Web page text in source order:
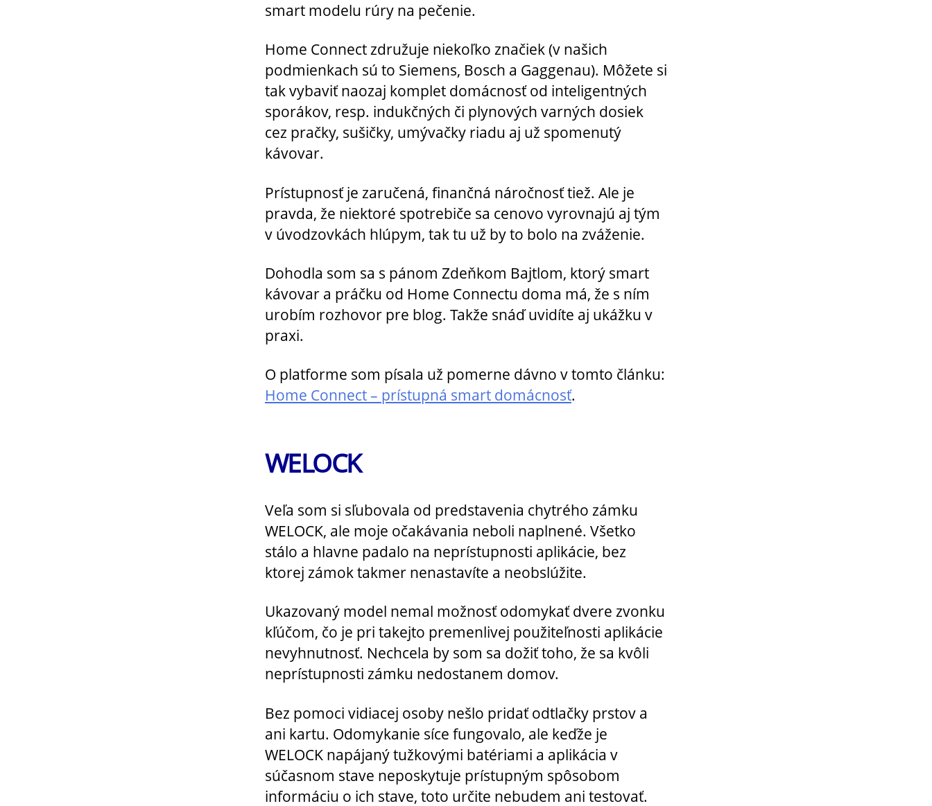
smart modelu rúry na pečenie.
Home Connect združuje niekoľko značiek (v našich
podmienkach sú to Siemens, Bosch a Gaggenau). Môžete si
tak vybaviť naozaj komplet domácnosť od inteligentných
sporákov, resp. indukčných či plynových varných dosiek
cez pračky, sušičky, umývačky riadu aj už spomenutý
kávovar.
Prístupnosť je zaručená, finančná náročnosť tiež. Ale je
pravda, že niektoré spotrebiče sa cenovo vyrovnajú aj tým
v úvodzovkách hlúpym, tak tu už by to bolo na zváženie.
Dohodla som sa s pánom Zdeňkom Bajtlom, ktorý smart
kávovar a práčku od Home Connectu doma má, že s ním
urobím rozhovor pre blog. Takže snáď uvidíte aj ukážku v
praxi.
O platforme som písala už pomerne dávno v tomto článku:
Home Connect – prístupná smart domácnosť.
WELOCK
Veľa som si sľubovala od predstavenia chytrého zámku
WELOCK, ale moje očakávania neboli naplnené. Všetko
stálo a hlavne padalo na neprístupnosti aplikácie, bez
ktorej zámok takmer nenastavíte a neobslúžite.
Ukazovaný model nemal možnosť odomykať dvere zvonku
kľúčom, čo je pri takejto premenlivej použiteľnosti aplikácie
nevyhnutnosť. Nechcela by som sa dožiť toho, že sa kvôli
neprístupnosti zámku nedostanem domov.
Bez pomoci vidiacej osoby nešlo pridať odtlačky prstov a
ani kartu. Odomykanie síce fungovalo, ale keďže je
WELOCK napájaný tužkovými batériami a aplikácia v
súčasnom stave neposkytuje prístupným spôsobom
informáciu o ich stave, toto určite nebudem ani testovať.